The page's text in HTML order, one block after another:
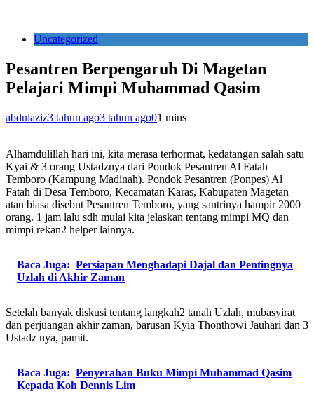
Uncategorized
Pesantren Berpengaruh Di Magetan
Pelajari Mimpi Muhammad Qasim
abdulaziz3 tahun ago3 tahun ago01 mins
Alhamdulillah hari ini, kita merasa terhormat, kedatangan salah satu
Kyai & 3 orang Ustadznya dari Pondok Pesantren Al Fatah
Temboro (Kampung Madinah). Pondok Pesantren (Ponpes) Al
Fatah di Desa Temboro, Kecamatan Karas, Kabupaten Magetan
atau biasa disebut Pesantren Temboro, yang santrinya hampir 2000
orang. 1 jam lalu sdh mulai kita jelaskan tentang mimpi MQ dan
mimpi rekan2 helper lainnya.
Baca Juga: Persiapan Menghadapi Dajal dan Pentingnya
Uzlah di Akhir Zaman
Setelah banyak diskusi tentang langkah2 tanah Uzlah, mubasyirat
dan perjuangan akhir zaman, barusan Kyia Thonthowi Jauhari dan 3
Ustadz nya, pamit.
Baca Juga: Penyerahan Buku Mimpi Muhammad Qasim
Kepada Koh Dennis Lim